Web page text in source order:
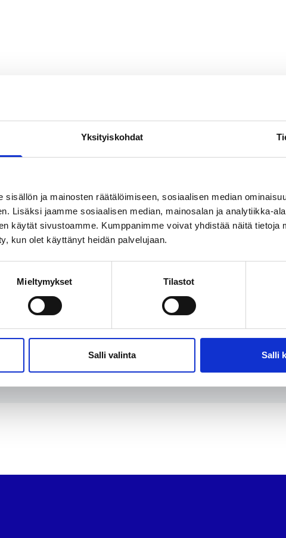
Yksityiskohdat
sisällön ja mainosten räätälöimiseen, sosiaalisen median
Lisäksi jaamme sosiaalisen median, mainosalan ja analytiikka-
käytät sivustoamme. Kumppanimme voivat yhdistää näitä tietoja
kun olet käyttänyt heidän palvelujaan.
Mieltymykset Tilastot
Salli valinta Salli
Uutiskirje
niin pysyt kärryillä uutisistamme,
ja muista ajankohtaisista asioista.
Tilaa uutiskirje